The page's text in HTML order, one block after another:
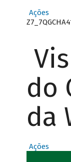
Ações
do
da
Ações